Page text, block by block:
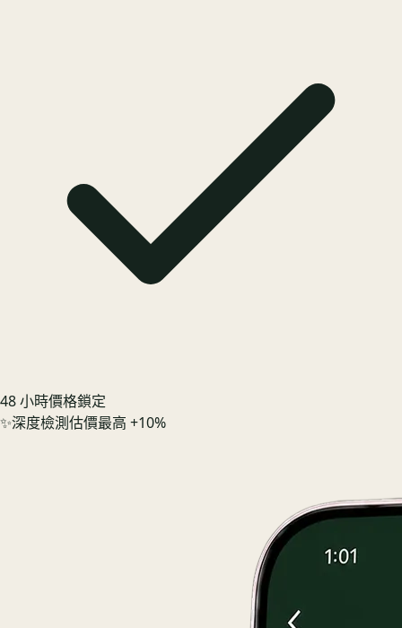
48 小時價格鎖定
✨深度檢測估價最高 +10%